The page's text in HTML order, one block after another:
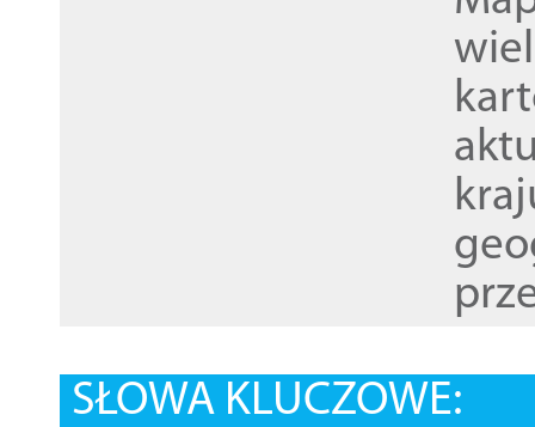
SŁOWA KLUCZOWE: